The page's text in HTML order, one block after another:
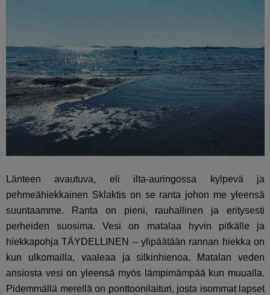
Länteen avautuva, eli ilta-auringossa kylpevä ja
pehmeähiekkainen Sklaktis on se ranta johon me yleensä
suuntaamme. Ranta on pieni, rauhallinen ja eritysesti
perheiden suosima. Vesi on matalaa hyvin pitkälle ja
hiekkapohja TÄYDELLINEN – ylipäätään rannan hiekka on
kun ulkomailla, vaaleaa ja silkinhienoa. Matalan veden
ansiosta vesi on yleensä myös lämpimämpää kun muualla.
Pidemmällä merellä on ponttoonilaituri, josta isommat lapset